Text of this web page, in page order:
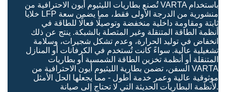
تُصنع بطاريات الليثيوم أيون الاحترافية من VARTA باستخدام
خلايا LFP منشورية من الدرجة الأولى فقط، مما يضمن سعة
ثابتة ومقاومة داخلية منخفضة وتوصيلًا فعالًا للطاقة في
أنظمة الطاقة المتنقلة وغير المتصلة بالشبكة. ينتج عن ذلك
انخفاض في توليد الحرارة، وعدم تشكل شجيرات، وسلامة
تشغيلية عالية. سواءً كانت تُستخدم في الكرفانات أو المنازل
المتنقلة أو أنظمة تخزين الطاقة الشمسية أو بطاريات
السفن، تضمن بطارية الليثيوم أيون الاحترافية من VARTA
موثوقية عالية وعمر خدمة أطول - مما يجعلها الحل الأمثل
لأنظمة البطاريات الحديثة التي لا تحتاج إلى صيانة.